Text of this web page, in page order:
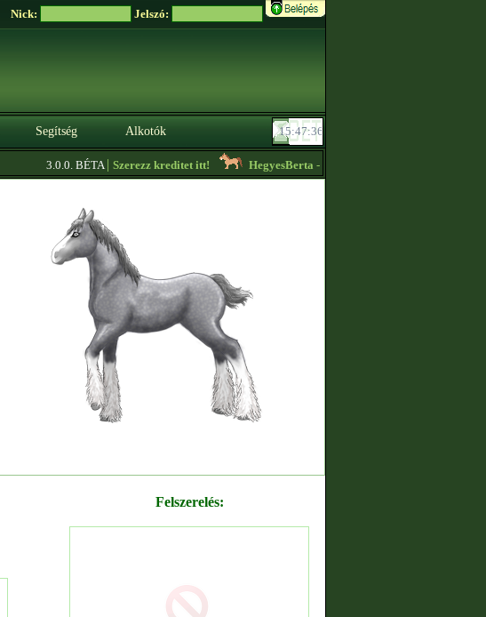
Nick: Jelszó:
Segítség Alkotók
3.0.0. BÉTA|Szerezz kreditet itt! HegyesBerta- Eladó zebrák olcsón, zabszemért!!!
Felszerelés: